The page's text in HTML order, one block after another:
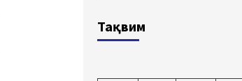
Тақвим